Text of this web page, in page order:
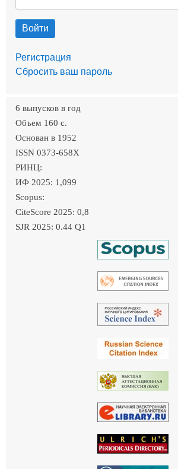
Регистрация
Сбросить ваш пароль
6 выпусков в год
Объем 160 c.
Основан в 1952
ISSN 0373-658X
РИНЦ:
ИФ 2025: 1,099
Scopus:
CiteScore 2025: 0,8
SJR 2025: 0.44 Q1